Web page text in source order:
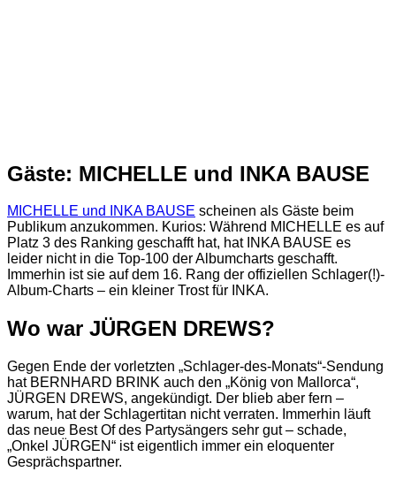
Gäste: MICHELLE und INKA BAUSE
MICHELLE und INKA BAUSE scheinen als Gäste beim
Publikum anzukommen. Kurios: Während MICHELLE es auf
Platz 3 des Ranking geschafft hat, hat INKA BAUSE es
leider nicht in die Top-100 der Albumcharts geschafft.
Immerhin ist sie auf dem 16. Rang der offiziellen Schlager(!)-
Album-Charts – ein kleiner Trost für INKA.
Wo war JÜRGEN DREWS?
Gegen Ende der vorletzten „Schlager-des-Monats“-Sendung
hat BERNHARD BRINK auch den „König von Mallorca“,
JÜRGEN DREWS, angekündigt. Der blieb aber fern –
warum, hat der Schlagertitan nicht verraten. Immerhin läuft
das neue Best Of des Partysängers sehr gut – schade,
„Onkel JÜRGEN“ ist eigentlich immer ein eloquenter
Gesprächspartner.